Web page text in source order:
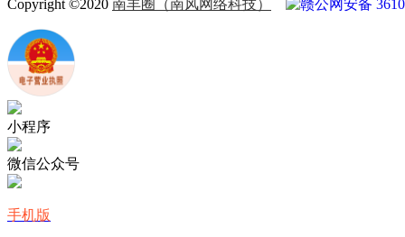
Copyright ©2020 南丰圈（南风网络科技） 赣公网安备
小程序
微信公众号
手机版